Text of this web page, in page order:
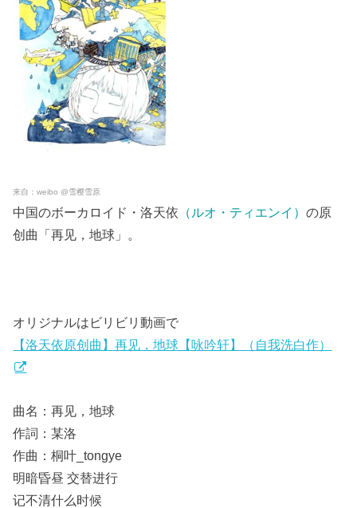
来自：weibo @雪樱雪原
中国のボーカロイド・洛天依 （ルオ・ティエンイ）の原
创曲「再见，地球」。
オリジナルはビリビリ動画で
【洛天依原创曲】再见，地球【咏吟轩】（自我洗白作）
曲名：再见，地球
作詞：某洛
作曲：桐叶_tongye
明暗昏昼 交替进行
记不清什么时候